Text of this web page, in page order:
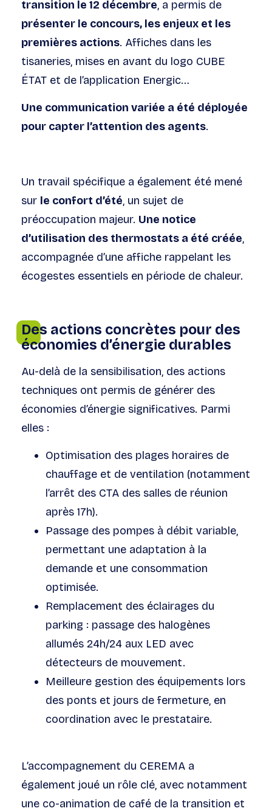
transition le 12 décembre, a permis de
présenter le concours, les enjeux et les
premières actions. Affiches dans les
tisaneries, mises en avant du logo CUBE
ÉTAT et de l’application Energic…
Une communication variée a été déployée
pour capter l’attention des agents.
Un travail spécifique a également été mené
sur le confort d’été, un sujet de
préoccupation majeur. Une notice
d’utilisation des thermostats a été créée,
accompagnée d’une affiche rappelant les
écogestes essentiels en période de chaleur.
Des actions concrètes pour des
économies d’énergie durables
Au-delà de la sensibilisation, des actions
techniques ont permis de générer des
économies d’énergie significatives. Parmi
elles :
Optimisation des plages horaires de
chauffage et de ventilation (notamment
l’arrêt des CTA des salles de réunion
après 17h).
Passage des pompes à débit variable,
permettant une adaptation à la
demande et une consommation
optimisée.
Remplacement des éclairages du
parking : passage des halogènes
allumés 24h/24 aux LED avec
détecteurs de mouvement.
Meilleure gestion des équipements lors
des ponts et jours de fermeture, en
coordination avec le prestataire.
L’accompagnement du CEREMA a
également joué un rôle clé, avec notamment
une co-animation de café de la transition et